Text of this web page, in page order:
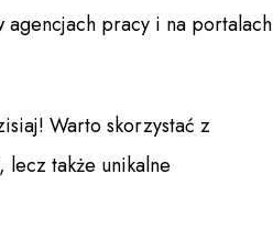
pracy i na portalach
Warto skorzystać z
także unikalne